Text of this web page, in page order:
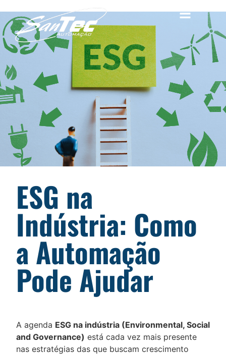
ESG na
Indústria: Como
a Automação
Pode Ajudar
A agenda ESG na indústria (Environmental, Social
and Governance) está cada vez mais presente
nas estratégias das que buscam crescimento